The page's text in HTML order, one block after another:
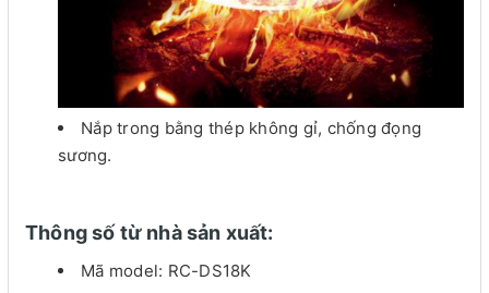
Nắp trong bằng thép không gỉ, chống đọng
sương.
Thông số từ nhà sản xuất:
Mã model: RC-DS18K